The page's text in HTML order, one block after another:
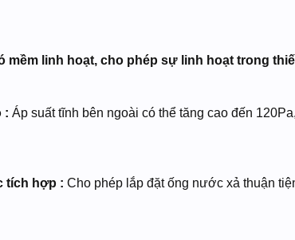
mềm linh hoạt, cho phép sự linh hoạt trong
: Áp suất tĩnh bên ngoài có thể tăng cao đến
tích hợp : Cho phép lắp đặt ống nước xả thuận